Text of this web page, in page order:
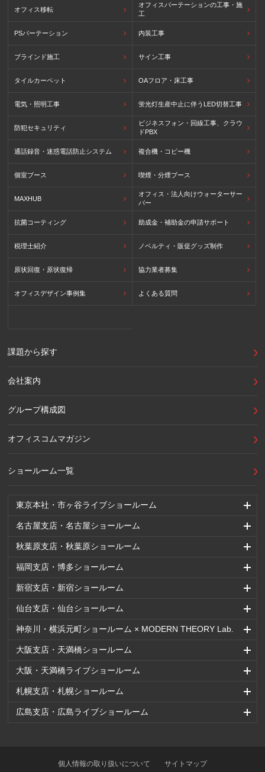
東京本社・市ヶ谷ライブショールーム
名古屋支店・名古屋ショールーム
秋葉原支店・秋葉原ショールーム
福岡支店・博多ショールーム
新宿支店・新宿ショールーム
仙台支店・仙台ショールーム
神奈川・横浜元町ショールーム × MODERN THEORY Lab.
大阪支店・天満橋ショールーム
大阪・天満橋ライブショールーム
札幌支店・札幌ショールーム
広島支店・広島ライブショールーム
オフィス移転
オフィスパーテーションの工事・施
工
PSパーテーション 内装工事
ブラインド施工 サイン工事
タイルカーペット OAフロア・床工事
電気・照明工事 蛍光灯生産中止に伴うLED切替工事
防犯セキュリティ
ビジネスフォン・回線工事、クラウ
ドPBX
通話録音・迷惑電話防止システム 複合機・コピー機
個室ブース 喫煙・分煙ブース
MAXHUB
オフィス・法人向けウォーターサー
バー
抗菌コーティング 助成金・補助金の申請サポート
税理士紹介 ノベルティ・販促グッズ制作
原状回復・原状復帰 協力業者募集
オフィスデザイン事例集 よくある質問
課題から探す
会社案内
グループ構成図
オフィスコムマガジン
ショールーム一覧
個人情報の取り扱いについて サイトマップ